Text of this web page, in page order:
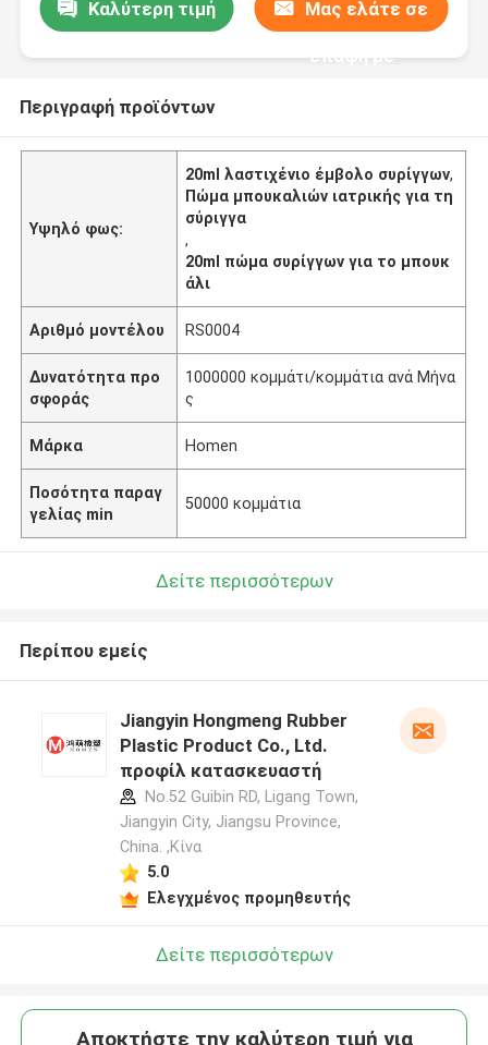
Καλύτερη τιμή Μας ελάτε σε
επαφή με
Περιγραφή προϊόντων
Υψηλό φως:
20ml λαστιχένιο έμβολο συρίγγων,
Πώμα μπουκαλιών ιατρικής για τη
σύριγγα
,
20ml πώμα συρίγγων για το μπουκ
άλι
Αριθμό μοντέλου RS0004
Δυνατότητα προ
σφοράς
1000000 κομμάτι/κομμάτια ανά Μήνα
ς
Μάρκα Homen
Ποσότητα παραγ
γελίας min
50000 κομμάτια
Δείτε περισσότερων
Περίπου εμείς
Jiangyin Hongmeng Rubber
Plastic Product Co., Ltd.
προφίλ κατασκευαστή
No.52 Guibin RD, Ligang Town,
Jiangyin City, Jiangsu Province,
China. ,Κίνα
5.0
Ελεγχμένος προμηθευτής
Δείτε περισσότερων
Αποκτήστε την καλύτερη τιμή για